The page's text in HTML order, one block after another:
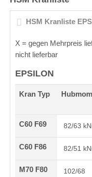
HSM Kranliste
X = gegen Mehrpreis
nicht lieferbar
EPSILON
Kran Typ
C60 F69 82/63
C60 F86 82/51
M70 F80
102/68